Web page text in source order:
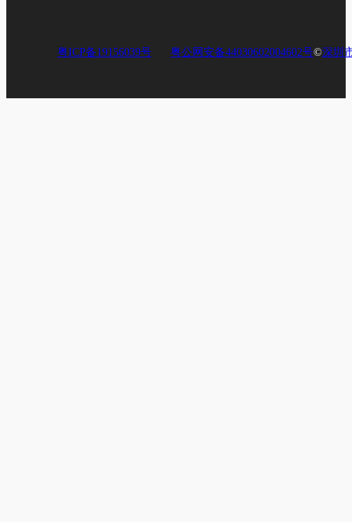
粤ICP备19156039号 粤公网安备44030602004602号©深圳